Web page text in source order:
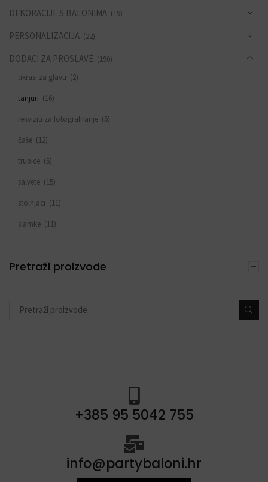
DEKORACIJE S BALONIMA (19)
PERSONALIZACIJA (22)
DODACI ZA PROSLAVE (190)
ukrasi za glavu (2)
tanjuri (16)
rekviziti za fotografiranje (5)
čaše (12)
trubice (5)
salvete (15)
stolnjaci (11)
slamke (11)
trake (4)
konfete i topovi (13)
Pretraži proizvode
+385 95 5042 755
info@partybaloni.hr